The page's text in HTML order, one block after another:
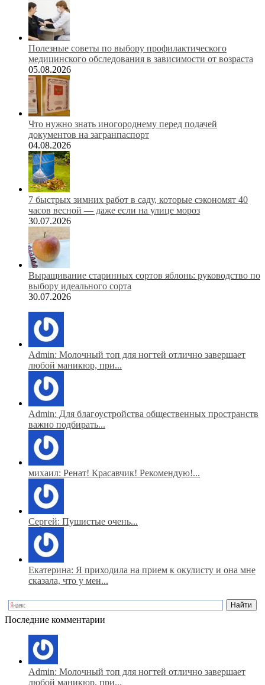
Полезные советы по выбору профилактического
медицинского обследования в зависимости от возраста
05.08.2026
Что нужно знать иногороднему перед подачей
документов на загранпаспорт
04.08.2026
7 быстрых зимних работ в саду, которые сэкономят 40
часов весной — даже если на улице мороз
30.07.2026
Выращивание старинных сортов яблонь: руководство по
выбору идеального сорта
30.07.2026
Admin: Молочный топ для ногтей отлично завершает
любой маникюр, при...
Admin: Для благоустройства общественных пространств
важно подбирать...
михаил: Ренат! Красавчик! Рекомендую!...
Сергей: Пушистые очень...
Екатерина: Я приходила на прием к окулисту и она мне
сказала, что у мен...
Последние комментарии
Admin: Молочный топ для ногтей отлично завершает
любой маникюр, при...